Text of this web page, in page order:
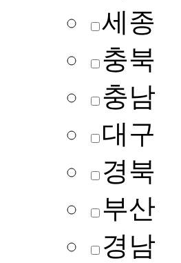
세종
충북
충남
대구
경북
부산
경남